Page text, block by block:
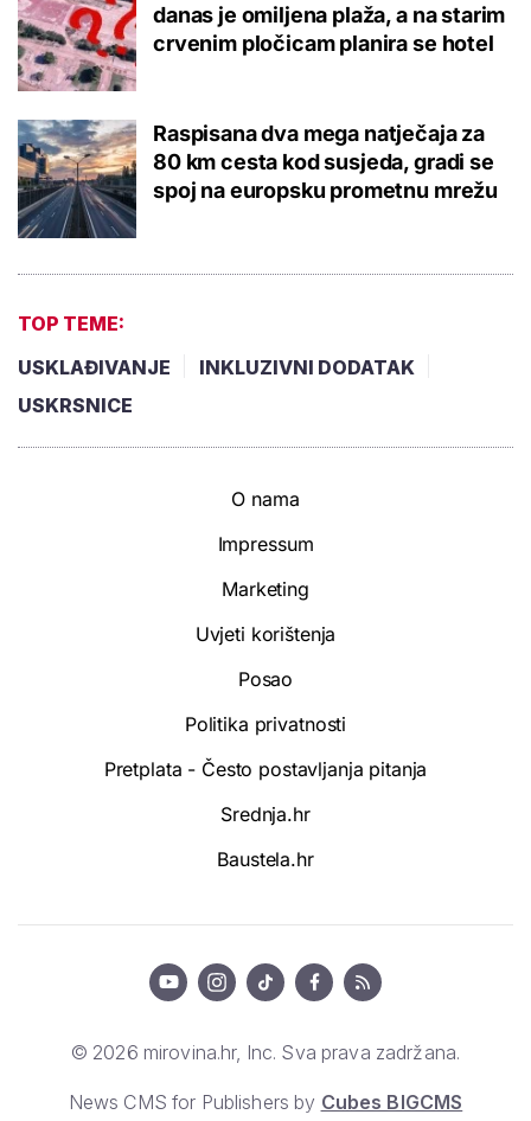
danas je omiljena plaža, a na starim
crvenim pločicam planira se hotel
Raspisana dva mega natječaja za
80 km cesta kod susjeda, gradi se
spoj na europsku prometnu mrežu
TOP TEME:
USKLAĐIVANJE
INKLUZIVNI DODATAK
USKRSNICE
O nama
Impressum
Marketing
Uvjeti korištenja
Posao
Politika privatnosti
Pretplata - Često postavljanja pitanja
Srednja.hr
Baustela.hr
© 2026 mirovina.hr, Inc. Sva prava zadržana.
News CMS for Publishers by Cubes BIGCMS